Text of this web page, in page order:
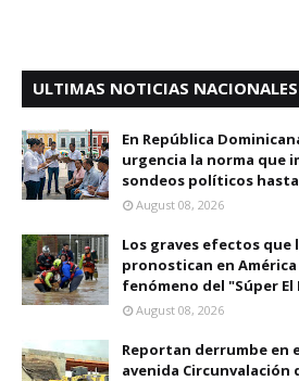
ULTIMAS NOTICIAS NACIONALES
En República
urgencia la norma que
sondeos políticos hasta
August 08, 2026
Los graves efectos
pronostican en
fenómeno del "Súper El
August 08, 2026
Reportan derrumbe en
avenida Circunvalación